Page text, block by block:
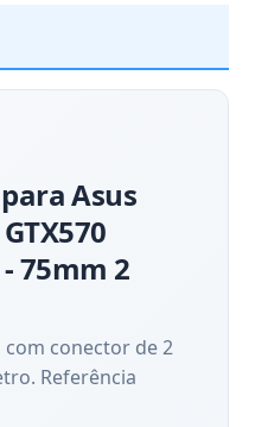
Asus
- 75mm 2
com conector de 2
Referência